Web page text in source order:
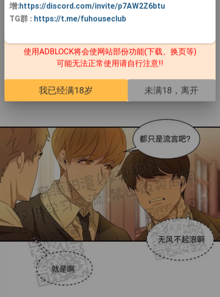
增:https://discord.com/invite/p7AW2Z6btu
TG群: https://t.me/fuhouseclub
使用ADBLOCK将会使网站部份功能(下载、换页等)
可能无法正常使用请自行注意!!
我已经满18岁 未满18，离开